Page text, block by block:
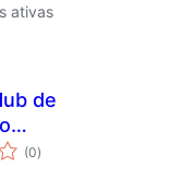
ativas
de
(0avaliações
totais
)